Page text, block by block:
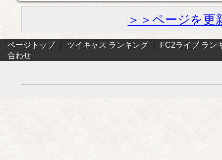
＞＞ページを更
ページトップ｜ ツイキャス ランキング
FC2ライブ ラン
合わせ